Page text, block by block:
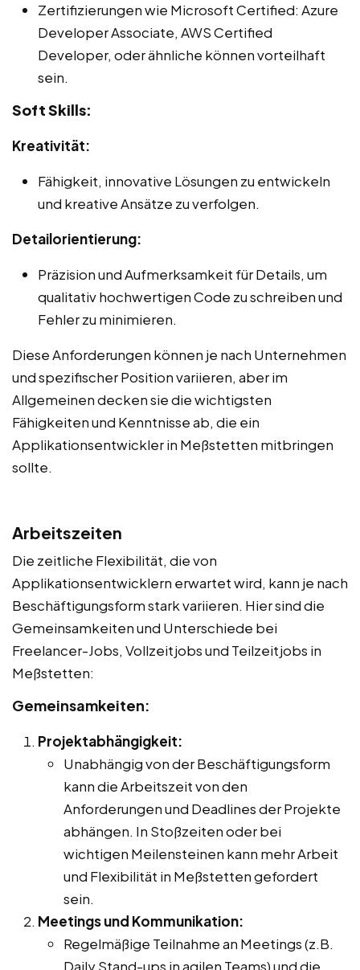
Zertifizierungen wie Microsoft Certified: Azure
Developer Associate, AWS Certified
Developer, oder ähnliche können vorteilhaft
sein.
Soft Skills:
Kreativität:
Fähigkeit, innovative Lösungen zu entwickeln
und kreative Ansätze zu verfolgen.
Detailorientierung:
Präzision und Aufmerksamkeit für Details, um
qualitativ hochwertigen Code zu schreiben und
Fehler zu minimieren.
Diese Anforderungen können je nach Unternehmen
und spezifischer Position variieren, aber im
Allgemeinen decken sie die wichtigsten
Fähigkeiten und Kenntnisse ab, die ein
Applikationsentwickler in Meßstetten mitbringen
sollte.
Arbeitszeiten
Die zeitliche Flexibilität, die von
Applikationsentwicklern erwartet wird, kann je nach
Beschäftigungsform stark variieren. Hier sind die
Gemeinsamkeiten und Unterschiede bei
Freelancer-Jobs, Vollzeitjobs und Teilzeitjobs in
Meßstetten:
Gemeinsamkeiten:
Projektabhängigkeit:
Unabhängig von der Beschäftigungsform
kann die Arbeitszeit von den
Anforderungen und Deadlines der Projekte
abhängen. In Stoßzeiten oder bei
wichtigen Meilensteinen kann mehr Arbeit
und Flexibilität in Meßstetten gefordert
sein.
Meetings und Kommunikation:
Regelmäßige Teilnahme an Meetings (z.B.
Daily Stand-ups in agilen Teams) und die